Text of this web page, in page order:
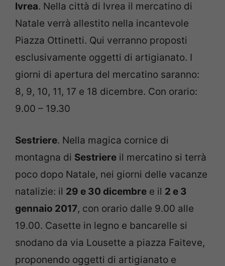
Ivrea. Nella città di Ivrea il mercatino di
Natale verrà allestito nella incantevole
Piazza Ottinetti. Qui verranno proposti
esclusivamente oggetti di artigianato. I
giorni di apertura del mercatino saranno:
8, 9, 10, 11, 17 e 18 dicembre. Con orario:
9.00 – 19.30
Sestriere. Nella magica cornice di
montagna di Sestriere il mercatino si terrà
poco dopo Natale, nei giorni delle vacanze
natalizie: il 29 e 30 dicembre e il 2 e 3
gennaio 2017, con orario dalle 9.00 alle
19.00. Casette in legno e bancarelle si
snodano da via Lousette a piazza Faiteve,
proponendo oggetti di artigianato e